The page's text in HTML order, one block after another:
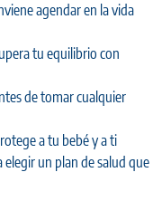
agendar en la vida
tu equilibrio con
de tomar cualquier
a tu bebé y a ti
elegir un plan de salud que